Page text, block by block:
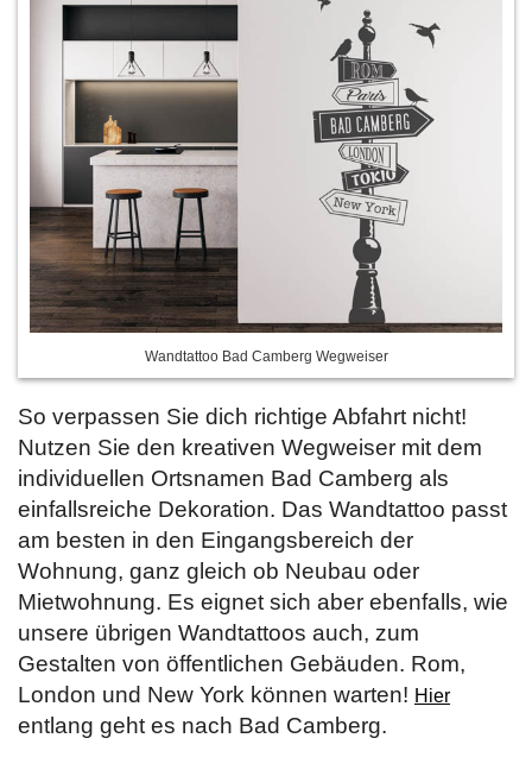
Wandtattoo Bad Camberg Wegweiser
So verpassen Sie dich richtige Abfahrt nicht!
Nutzen Sie den kreativen Wegweiser mit dem
individuellen Ortsnamen Bad Camberg als
einfallsreiche Dekoration. Das Wandtattoo passt
am besten in den Eingangsbereich der
Wohnung, ganz gleich ob Neubau oder
Mietwohnung. Es eignet sich aber ebenfalls, wie
unsere übrigen Wandtattoos auch, zum
Gestalten von öffentlichen Gebäuden. Rom,
London und New York können warten! Hier
entlang geht es nach Bad Camberg.